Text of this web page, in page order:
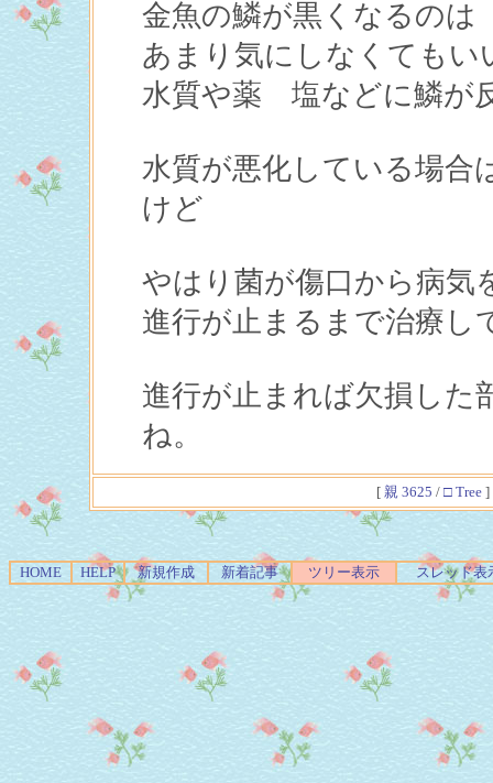
金魚の鱗が黒くなるのは
あまり気にしなくてもい
水質や薬 塩などに鱗が
水質が悪化している場合
けど
やはり菌が傷口から病気
進行が止まるまで治療し
進行が止まれば欠損した
ね。
[ 親 3625 / □ Tree]
HOME HELP 新規作成 新着記事 ツリー表示 スレッド表